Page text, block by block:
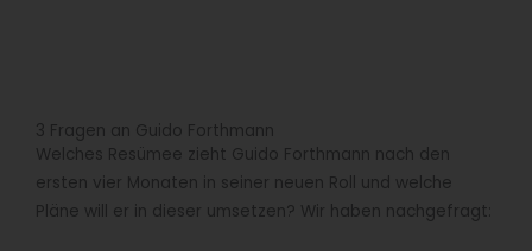
3 Fragen an Guido Forthmann
Welches Resümee zieht Guido Forthmann nach den
ersten vier Monaten in seiner neuen Roll und welche
Pläne will er in dieser umsetzen? Wir haben nachgefragt: